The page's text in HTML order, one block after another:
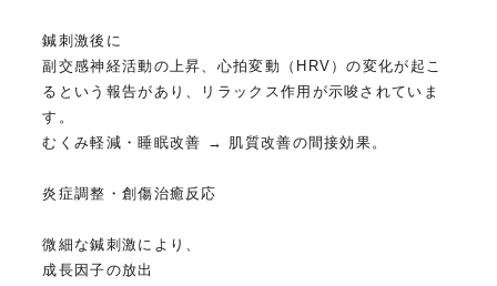
鍼刺激後に
副交感神経活動の上昇、心拍変動（HRV）の変化が起こ
るという報告があり、リラックス作用が示唆されていま
す。
むくみ軽減・睡眠改善 → 肌質改善の間接効果。
炎症調整・創傷治癒反応
微細な鍼刺激により、
成長因子の放出